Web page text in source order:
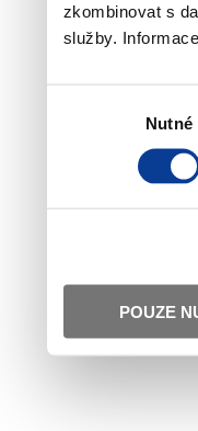
zkombinovat s
služby.
Nutné
POUZE